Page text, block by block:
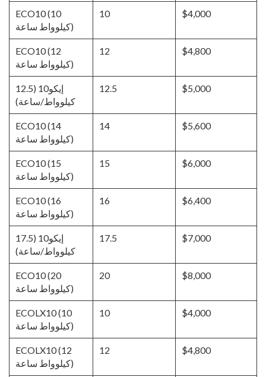
ECO10 (10
كيلوواط ساعة)
10 $4,000
ECO10 (12
كيلوواط ساعة)
12 $4,800
إيكو10 (12.5
كيلوواط/ساعة)
12.5 $5,000
ECO10 (14
كيلوواط ساعة)
14 $5,600
ECO10 (15
كيلوواط ساعة)
15 $6,000
ECO10 (16
كيلوواط ساعة)
16 $6,400
إيكو10 (17.5
كيلوواط/ساعة)
17.5 $7,000
ECO10 (20
كيلوواط ساعة)
20 $8,000
ECOLX10 (10
كيلوواط ساعة)
10 $4,000
ECOLX10 (12
كيلوواط ساعة)
12 $4,800